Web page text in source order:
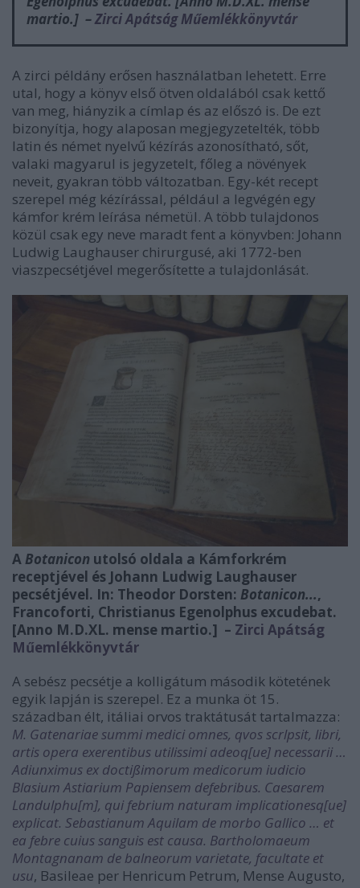
martio.] –Zirci Apátság Műemlékkönyvtár
A zirci példány erősen használatban lehetett. Erre
utal, hogy a könyv első ötven oldalából csak kettő
van meg, hiányzik a címlap és az előszó is. De ezt
bizonyítja, hogy alaposan megjegyzetelték, több
latin és német nyelvű kézírás azonosítható, sőt,
valaki magyarul is jegyzetelt, főleg a növények
neveit, gyakran több változatban. Egy-két recept
szerepel még kézírással, például a legvégén egy
kámfor krém leírása németül. A több tulajdonos
közül csak egy neve maradt fent a könyvben: Johann
Ludwig Laughauser chirurgusé, aki 1772-ben
viaszpecsétjével megerősítette a tulajdonlását.
ABotanicon utolsó oldala a Kámforkrém
receptjével és Johann Ludwig Laughauser
pecsétjével. In: Theodor Dorsten: Botanicon...,
Francoforti, Christianus Egenolphus excudebat.
[Anno M.D.XL. mense martio.] – Zirci Apátság
Műemlékkönyvtár
A sebész pecsétje a kolligátum második kötetének
egyik lapján is szerepel. Ez a munka öt 15.
században élt, itáliai orvos traktátusát tartalmazza:
M. Gatenariae summi medici omnes, qvos scrlpsit, libri,
artis opera exerentibus utilissimi adeoq[ue] necessarii …
Adiunximus ex doctißimorum medicorum iudicio
Blasium Astiarium Papiensem defebribus. Caesarem
Landulphu[m], qui febrium naturam implicationesq[ue]
explicat. Sebastianum Aquilam de morbo Gallico … et
ea febre cuius sanguis est causa. Bartholomaeum
Montagnanam de balneorum varietate, facultate et
usu, Basileae per Henricum Petrum, Mense Augusto,